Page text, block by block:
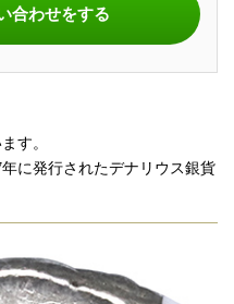
合わせをする
す。
に発行されたデナリウス銀貨